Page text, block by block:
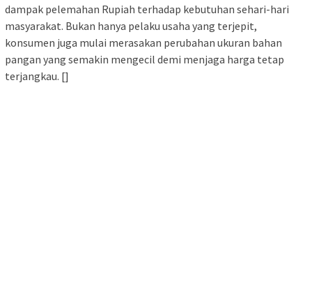
dampak pelemahan Rupiah terhadap kebutuhan sehari-hari
masyarakat. Bukan hanya pelaku usaha yang terjepit,
konsumen juga mulai merasakan perubahan ukuran bahan
pangan yang semakin mengecil demi menjaga harga tetap
terjangkau. []